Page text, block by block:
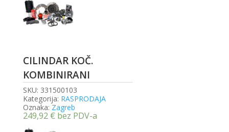
CILINDAR KOČ.
KOMBINIRANI
SKU: 331500103
Kategorija: RASPRODAJA
Oznaka: Zagreb
249,92 € bez PDV-a